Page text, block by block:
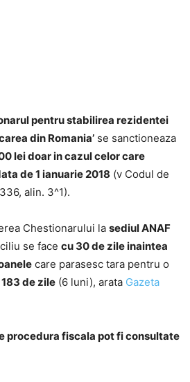
pentru stabilirea rezidentei
din Romania’ se sanctioneaza
lei doar in cazul celor care
de 1 ianuarie 2018 (v Codul de
alin. 3^1).
Chestionarului la sediul ANAF
se face cu 30 de zile inaintea
care parasesc tara pentru o
de zile (6 luni), arata Gazeta
procedura fiscala pot fi consultate